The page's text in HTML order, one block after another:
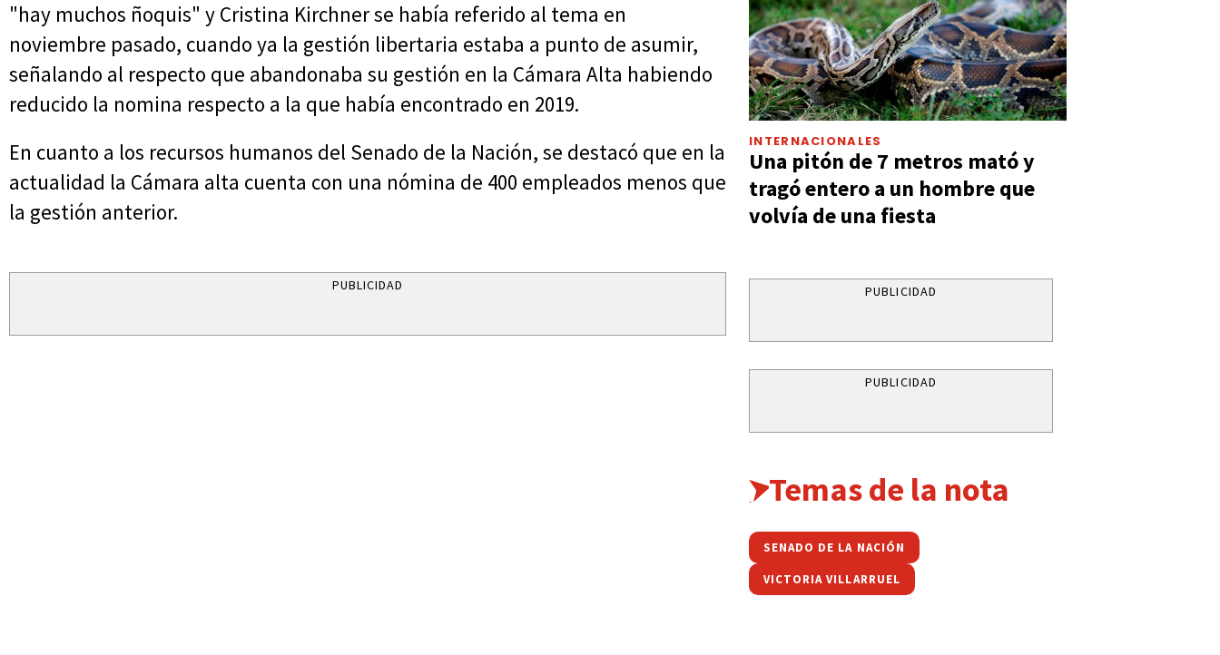
"hay muchos ñoquis" y Cristina Kirchner se había referido al tema en
noviembre pasado, cuando ya la gestión libertaria estaba a punto de asumir,
señalando al respecto que abandonaba su gestión en la Cámara Alta habiendo
reducido la nomina respecto a la que había encontrado en 2019.
En cuanto a los recursos humanos del Senado de la Nación, se destacó que en la
actualidad la Cámara alta cuenta con una nómina de 400 empleados menos que
la gestión anterior.
PUBLICIDAD
INTERNACIONALES
Una pitón de 7 metros mató y
tragó entero a un hombre que
volvía de una fiesta
PUBLICIDAD
PUBLICIDAD
Temas de la nota
SENADO DE LA NACIÓN
VICTORIA VILLARRUEL